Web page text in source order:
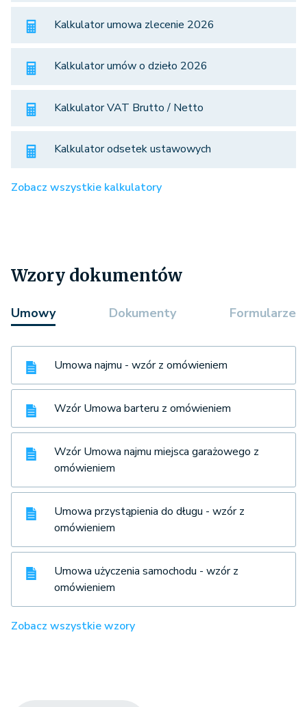
Kalkulator umowa zlecenie 2026
Kalkulator umów o dzieło 2026
Kalkulator VAT Brutto / Netto
Kalkulator odsetek ustawowych
Zobacz wszystkie kalkulatory
Wzory dokumentów
Umowy Dokumenty Formularze
Umowa najmu - wzór z omówieniem
Wzór Umowa barteru z omówieniem
Wzór Umowa najmu miejsca garażowego z
omówieniem
Umowa przystąpienia do długu - wzór z
omówieniem
Umowa użyczenia samochodu - wzór z
omówieniem
Zobacz wszystkie wzory